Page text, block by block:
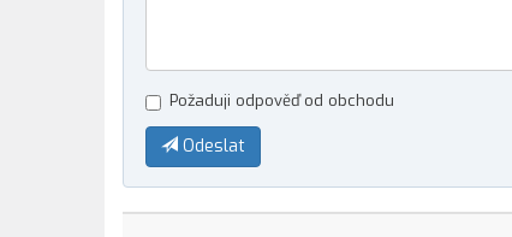
Požaduji odpověď od obchodu
Odeslat